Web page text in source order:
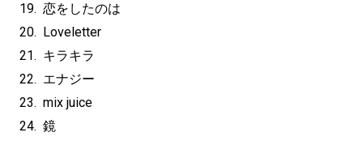
19. 恋をしたのは
20. Loveletter
21. キラキラ
22. エナジー
23. mix juice
24. 鏡